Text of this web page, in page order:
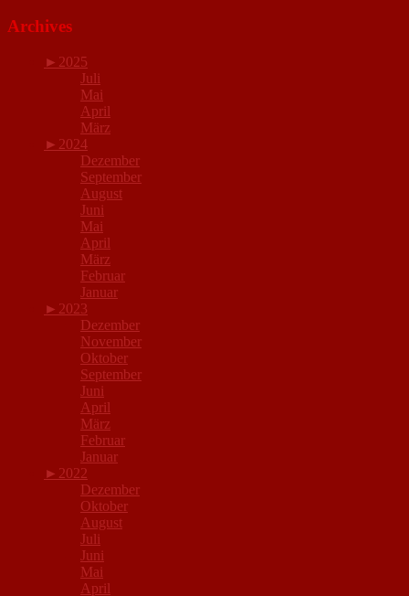
Archives
► 2025
Juli
Mai
April
März
► 2024
Dezember
September
August
Juni
Mai
April
März
Februar
Januar
► 2023
Dezember
November
Oktober
September
Juni
April
März
Februar
Januar
► 2022
Dezember
Oktober
August
Juli
Juni
Mai
April